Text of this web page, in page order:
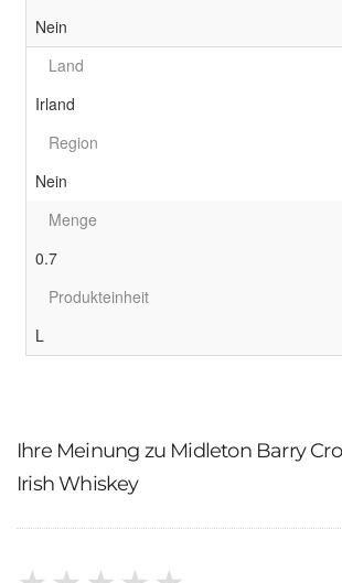
Nein
Land
Irland
Region
Nein
Menge
0.7
Produkteinheit
L
Ihre Meinung zu Midleton Barry
Irish Whiskey